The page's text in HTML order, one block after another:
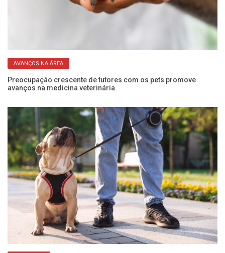
AVANÇOS NA ÁREA
Preocupação crescente de tutores com os pets promove
avanços na medicina veterinária